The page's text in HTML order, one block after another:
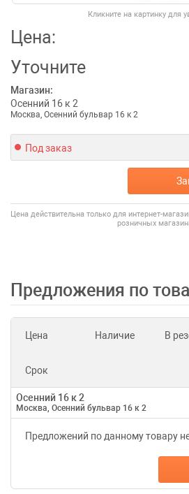
Кликните на картинку для
Цена:
Уточните
Магазин:
Осенний 16 к 2
Москва, Осенний бульвар 16 к 2
Под заказ
Цена действительна только для интернет-
розничных
Предложения по
Цена Наличие В
Срок
Осенний 16 к 2
Москва, Осенний бульвар 16 к 2
Предложений по данному товару